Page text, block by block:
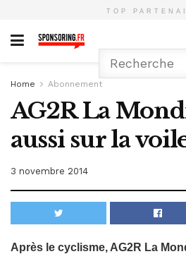
TOP
Home Abonnement
AG2R La
aussi sur la
3 novembre 2014
Après le cyclisme, AG2R La